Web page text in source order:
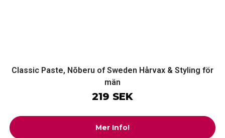
Classic Paste, Nõberu of Sweden Hårvax & Styling för
män
219 SEK
Mer Info!